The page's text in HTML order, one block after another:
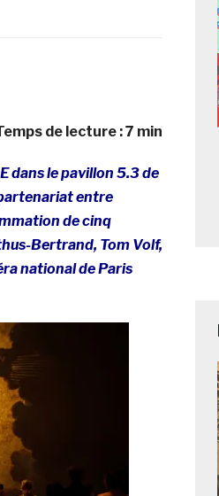
de lecture :7 min
dans le pavillon 5.3 de
entre
de cinq
Bertrand, Tom Volf,
national de Paris